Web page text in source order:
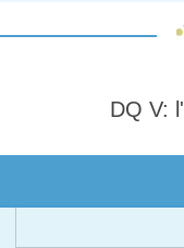
DQ V: